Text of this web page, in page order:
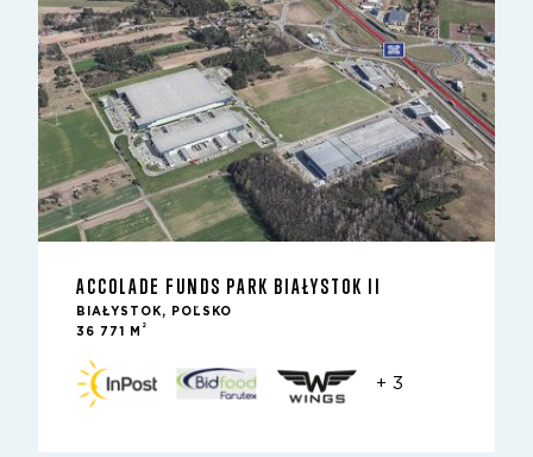
ACCOLADE FUNDS PARK BIAŁYSTOK II
BIAŁYSTOK, POĽSKO
36 771 M
2
+ 3